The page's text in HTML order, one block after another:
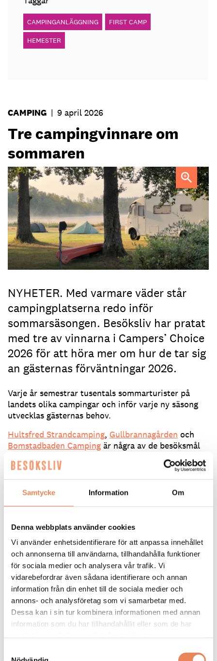
Samtycke Information Om
Denna webbplats använder cookies
Vi använder enhetsidentifierare för att anpassa innehållet
och annonserna till användarna, tillhandahålla funktioner
för sociala medier och analysera vår trafik. Vi
vidarebefordrar även sådana identifierare och annan
information från din enhet till de sociala medier och
annons- och analysföretag som vi samarbetar med.
Dessa kan i sin tur kombinera informationen med annan
information som du har tillhandahållit eller som de har
CAMPINGANLÄGGNING FIRST CAMP
HEMESTER
CAMPING | 9 april 2026
Tre campingvinnare om
sommaren
Hultsfred Strandcamping står redo för en ny säsong.
NYHETER. Med varmare väder står
campingplatserna redo inför
sommarsäsongen. Besöksliv har pratat
med tre av vinnarna i Campers’ Choice
2026 för att höra mer om hur de tar sig
an gästernas förväntningar 2026.
Varje år semestrar tusentals sommarturister på
landets olika campingar och inför varje ny säsong
utvecklas gästernas behov.
Hultsfred Strandcamping, Gullbrannagården och
Bomstadbaden Camping är några av de besöksmål
som vann pris i Campers’ Choice 2026, där gästerna
själva har röstat fram sina favoriter. Besöksliv
ringde upp för att kolla läget inför sommaren.
Erica Hammarlund, vd på Hultsfred
Har ni märkt av några nya förväntningar från
gästerna?
– Från att vi tog över campingen för sju år sedan
har frågan om att kunna ladda sin bil blivit större.
För två år sedan satte vi upp nya laddstolpar för att
bemöta efterfrågan.
Vad är era utmaningar som campingplats?
Det är även en utmaning att hitta personal som